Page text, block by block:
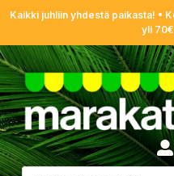
Kaikki juhliin yhdestä paikasta! •
yli